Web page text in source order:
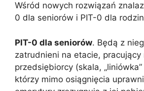
Wśród nowych rozwiązań
0 dla seniorów i PIT-0 dla
PIT-0 dla seniorów. Będą z
zatrudnieni na etacie, pracujący
przedsiębiorcy (skala, „liniówka”
którzy mimo osiągnięcia